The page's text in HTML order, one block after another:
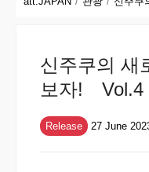
신주쿠의 새
보자! Vol.4
Release 27 June